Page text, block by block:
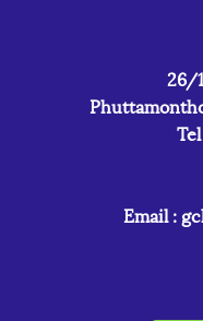
26/
Email :